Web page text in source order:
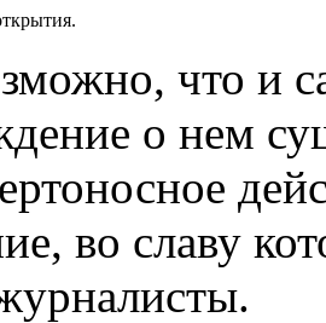
что и
о нем
во славу